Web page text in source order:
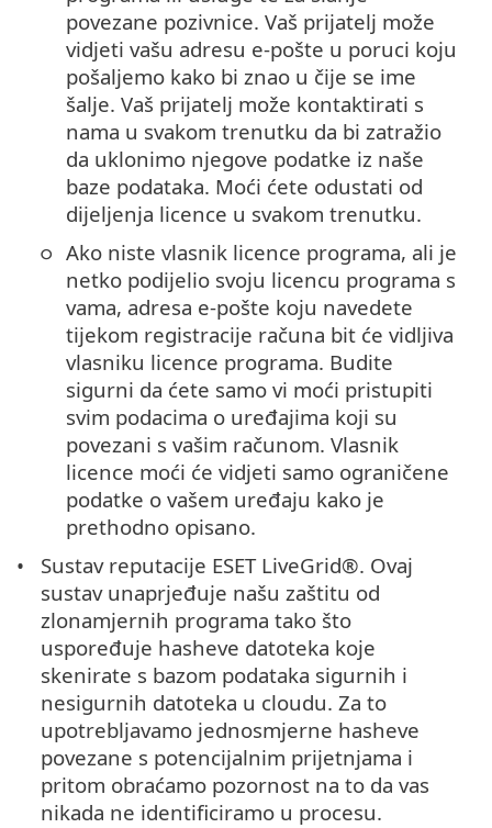
povezane pozivnice. Vaš prijatelj može
vidjeti vašu adresu e-pošte u poruci koju
pošaljemo kako bi znao u čije se ime
šalje. Vaš prijatelj može kontaktirati s
nama u svakom trenutku da bi zatražio
da uklonimo njegove podatke iz naše
baze podataka. Moći ćete odustati od
dijeljenja licence u svakom trenutku.
Ako niste vlasnik licence programa, ali je
netko podijelio svoju licencu programa s
vama, adresa e-pošte koju navedete
tijekom registracije računa bit će vidljiva
vlasniku licence programa. Budite
sigurni da ćete samo vi moći pristupiti
svim podacima o uređajima koji su
povezani s vašim računom. Vlasnik
licence moći će vidjeti samo ograničene
podatke o vašem uređaju kako je
prethodno opisano.
Sustav reputacije ESET LiveGrid®. Ovaj
sustav unaprjeđuje našu zaštitu od
zlonamjernih programa tako što
uspoređuje hasheve datoteka koje
skenirate s bazom podataka sigurnih i
nesigurnih datoteka u cloudu. Za to
upotrebljavamo jednosmjerne hasheve
povezane s potencijalnim prijetnjama i
pritom obraćamo pozornost na to da vas
nikada ne identificiramo u procesu.